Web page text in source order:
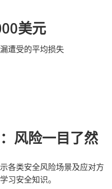
美元
遭受的平均损失
风险一目了然
各类安全风险场景及应对方
习安全知识。